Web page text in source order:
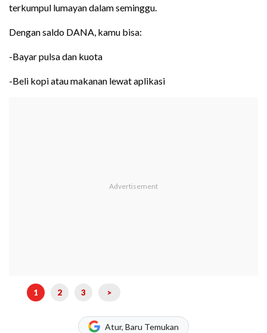
terkumpul lumayan dalam seminggu.
Dengan saldo DANA, kamu bisa:
-Bayar pulsa dan kuota
-Beli kopi atau makanan lewat aplikasi
1 2 3 >
Atur, Baru Temukan